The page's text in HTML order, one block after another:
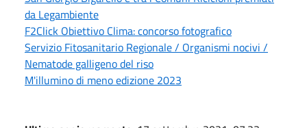
da Legambiente
F2Click Obiettivo Clima: concorso fotografico
Servizio Fitosanitario Regionale / Organismi nocivi /
Nematode galligeno del riso
M'illumino di meno edizione 2023